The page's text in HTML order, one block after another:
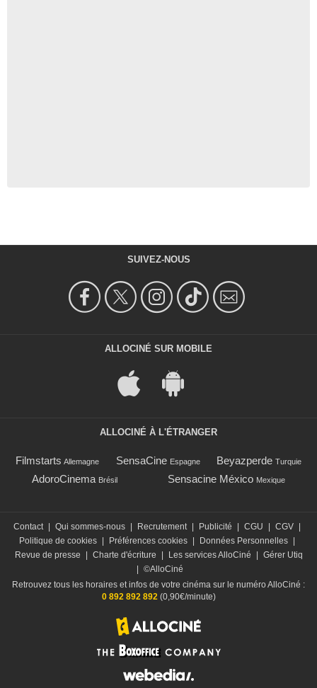
SUIVEZ-NOUS
ALLOCINÉ SUR MOBILE
ALLOCINÉ À L'ÉTRANGER
Filmstarts Allemagne SensaCine Espagne Beyazperde Turquie
AdoroCinema Brésil Sensacine México Mexique
Contact Qui sommes-nous Recrutement Publicité CGU CGV
Politique de cookies
Préférences cookies Données Personnelles
Revue de presse
Charte d'écriture Les services AlloCiné
Gérer Utiq
©AlloCiné
Retrouvez tous les horaires et infos de votre cinéma sur le numéro AlloCiné :
0 892 892 892(0,90€/minute)